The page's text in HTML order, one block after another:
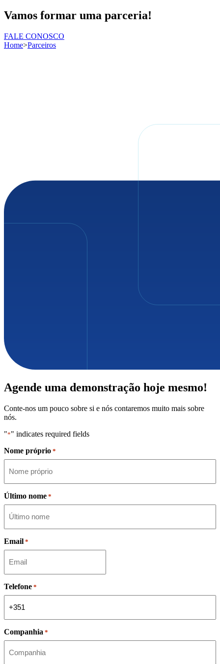
Vamos formar uma parceria!
FALE CONOSCO
Home>Parceiros
Agende uma demonstração hoje mesmo!
Conte-nos um pouco sobre si e nós contaremos muito mais sobre
nós.
"*" indicates required fields
Nome próprio *
Último nome *
Email *
Telefone *
Companhia *